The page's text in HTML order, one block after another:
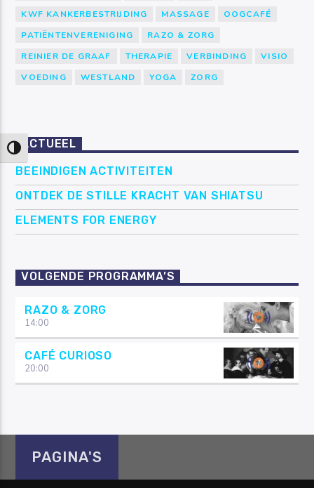
Keuze voor hoog contrast
KWF KANKERBESTRIJDING
MASSAGE
OOGCAFÉ
PATIËNTENVERENIGING
RAZO & ZORG
REINIER DE GRAAF
THERAPIE VERBINDING
VISIO
VOEDING
WESTLAND YOGA ZORG
ACTUEEL
BEEINDIGEN ACTIVITEITEN
ONTDEK DE STILLE KRACHT VAN SHIATSU
ELEMENTS FOR ENERGY
VOLGENDE PROGRAMMA’S
RAZO & ZORG
14:00
CAFÉ CURIOSO
20:00
PAGINA'S